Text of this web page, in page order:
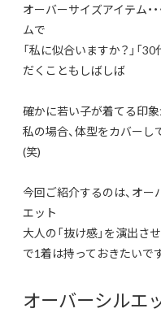
オーバーサイズアイテム・
ムで
「私に似合いますか？」「
だくこともしばしば
確かに若い子が着てる印
私の場合、体型をカバー
(笑)
今回ご紹介するのは、オ
エット
大人の「抜け感」を演出さ
で1着は持っておきたいで
オーバーシルエ